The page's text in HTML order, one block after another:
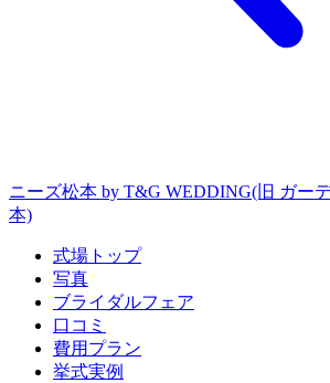
ニーズ松本 by T&G WEDDING(旧 ガー
本)
式場トップ
写真
ブライダルフェア
口コミ
費用プラン
挙式実例